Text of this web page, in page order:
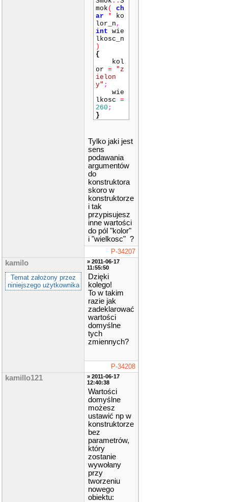
mok (
ch
ar
*
ko
lor_n ,
int wie
lkosc_n
)
{
kol
or =
"z
ielon
y" ;
wie
lkosc =
260 ;
}
Tylko jaki jest
sens
podawania
argumentów
do
konstruktora
skoro w
konstruktorze
i tak
przypisujesz
inne wartości
do pól "kolor"
i "wielkosc" ?
P-34207
kamilo
Temat założony przez
niniejszego użytkownika
» 2011-06-17
11:55:50
Dzięki
kolego!
To w takim
razie jak
zadeklarować
wartości
domyślne
tych
zmiennych?
P-34208
kamillo121
» 2011-06-17
12:40:38
Wartości
domyślne
możesz
ustawić np w
konstruktorze
bez
parametrów,
który
zostanie
wywołany
przy
tworzeniu
nowego
obiektu: